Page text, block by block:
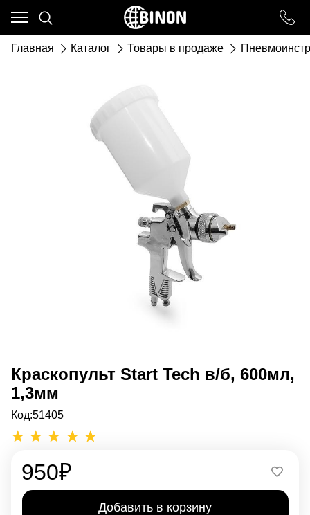
Главная Каталог Товары в продаже
Краскопульт Start Tech в/б, 600мл,
1,3мм
Код:51405
950₽
Добавить в корзину
Ваш город - ст. Каневская,
угадали?
ДА НЕТ